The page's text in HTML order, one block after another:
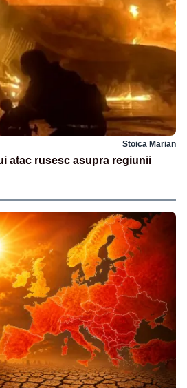
Stoica Marian
atac rusesc asupra regiunii